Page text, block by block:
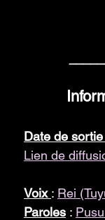
Date de sortie
Lien de
Voix : Rei
Paroles : Pusu